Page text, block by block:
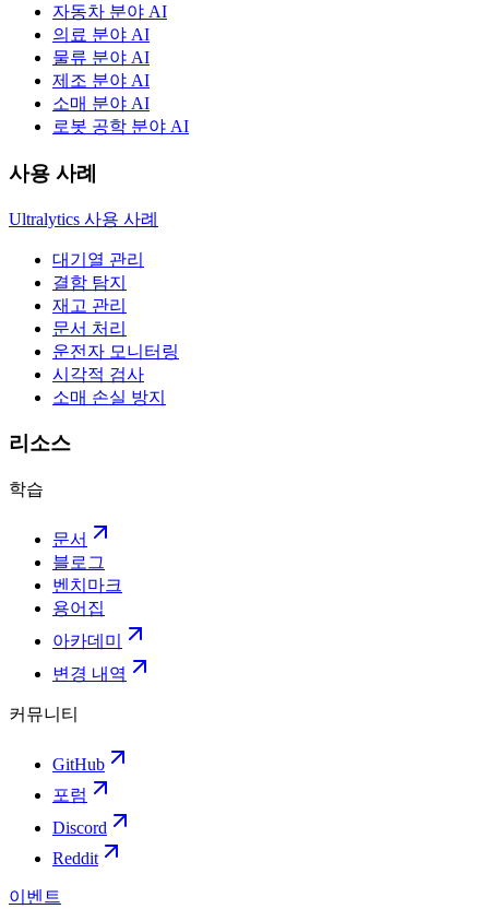
자동차 분야 AI
의료 분야 AI
물류 분야 AI
제조 분야 AI
소매 분야 AI
로봇 공학 분야 AI
사용 사례
Ultralytics 사용 사례
대기열 관리
결함 탐지
재고 관리
문서 처리
운전자 모니터링
시각적 검사
소매 손실 방지
리소스
학습
문서
블로그
벤치마크
용어집
아카데미
변경 내역
커뮤니티
GitHub
포럼
Discord
Reddit
이벤트